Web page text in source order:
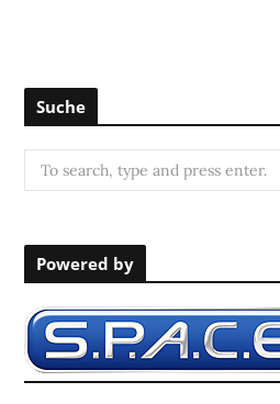
Suche
e
r
f
o
Powered by